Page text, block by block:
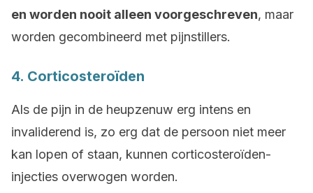
en worden nooit alleen voorgeschreven, maar
worden gecombineerd met pijnstillers.
4. Corticosteroïden
Als de pijn in de heupzenuw erg intens en
invaliderend is, zo erg dat de persoon niet meer
kan lopen of staan, kunnen corticosteroïden-
injecties overwogen worden.